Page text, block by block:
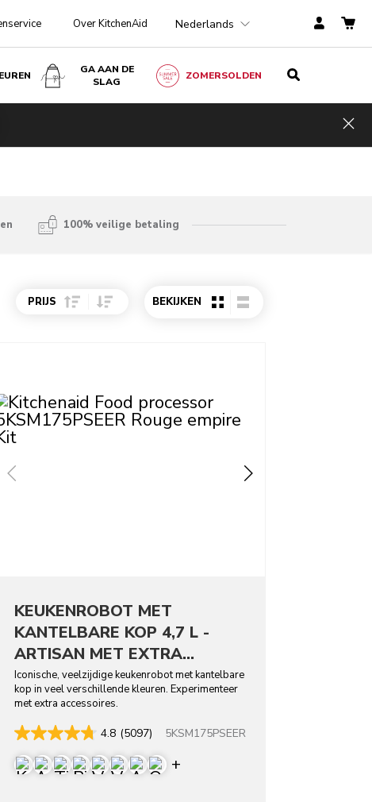
Over KitchenAid Nederlands
GA AAN DE
SLAG
ZOMERSOLDEN
100% veilige betaling
PRIJS Sort Price ascending
Sort Price descending
BEKIJKEN
KEUKENROBOT MET
KANTELBARE KOP 4,7 L -
ARTISAN MET EXTRA
ACCESSOIRES
Iconische, veelzijdige keukenrobot met kantelbare
kop in veel verschillende kleuren. Experimenteer
met extra accessoires.
4.8 (5097) 5KSM175PSEER
Display more colors